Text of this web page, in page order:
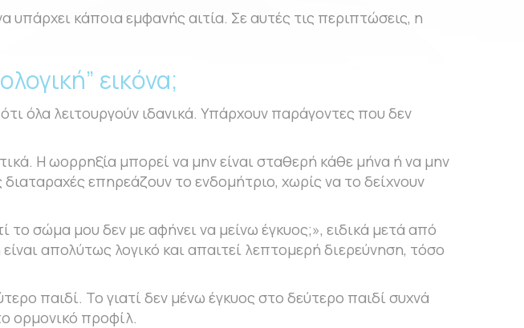
κάποια εμφανής αιτία. Σε αυτές τις περιπτώσεις, η
εικόνα;
όλα λειτουργούν ιδανικά. Υπάρχουν παράγοντες που δεν
Η ωορρηξία μπορεί να μην είναι σταθερή κάθε μήνα ή να μην
επηρεάζουν το ενδομήτριο, χωρίς να το δείχνουν
σώμα μου δεν με αφήνει να μείνω έγκυος;», ειδικά μετά από
απολύτως λογικό και απαιτεί λεπτομερή διερεύνηση, τόσο
παιδί. Το γιατί δεν μένω έγκυος στο δεύτερο παιδί συχνά
ορμονικό προφίλ.